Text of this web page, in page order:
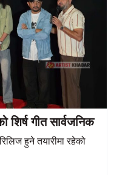
शिर्ष गीत सार्वजनिक
हुने तयारीमा रहेको